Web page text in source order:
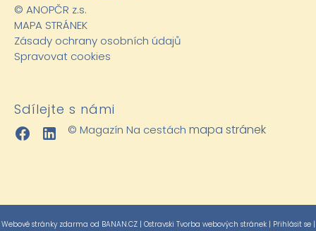
© ANOPČR z.s.
MAPA STRÁNEK
Zásady ochrany osobních údajů
Spravovat cookies
Sdílejte s námi
© Magazín Na cestách mapa stránek
Webové stránky zdarma od BANAN.CZ| Ostravski Tvorba webových stránek | Přihlásit se |